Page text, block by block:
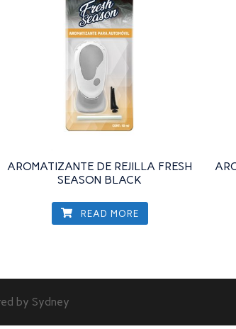
AROMATIZANTE DE REJILLA FRESH
SEASON BLACK
READ MORE
by Sydney